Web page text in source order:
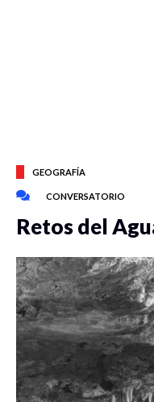
GEOGRAFÍA
CONVERSATORIO
Retos del